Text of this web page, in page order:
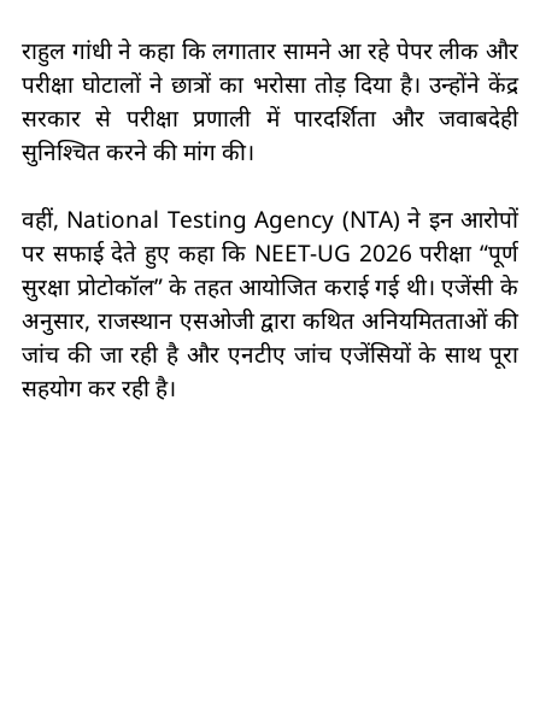
राहुल गांधी ने कहा कि लगातार सामने आ रहे पेपर लीक और
परीक्षा घोटालों ने छात्रों का भरोसा तोड़ दिया है। उन्होंने केंद्र
सरकार से परीक्षा प्रणाली में पारदर्शिता और जवाबदेही
सुनिश्चित करने की मांग की।
वहीं, National Testing Agency (NTA) ने इन आरोपों
पर सफाई देते हुए कहा कि NEET-UG 2026 परीक्षा “पूर्ण
सुरक्षा प्रोटोकॉल” के तहत आयोजित कराई गई थी। एजेंसी के
अनुसार, राजस्थान एसओजी द्वारा कथित अनियमितताओं की
जांच की जा रही है और एनटीए जांच एजेंसियों के साथ पूरा
सहयोग कर रही है।